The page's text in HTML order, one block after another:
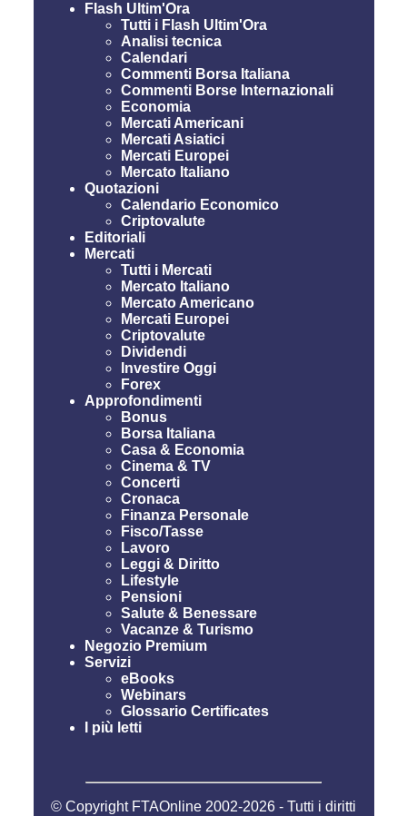
Flash Ultim'Ora
Tutti i Flash Ultim'Ora
Analisi tecnica
Calendari
Commenti Borsa Italiana
Commenti Borse Internazionali
Economia
Mercati Americani
Mercati Asiatici
Mercati Europei
Mercato Italiano
Quotazioni
Calendario Economico
Criptovalute
Editoriali
Mercati
Tutti i Mercati
Mercato Italiano
Mercato Americano
Mercati Europei
Criptovalute
Dividendi
Investire Oggi
Forex
Approfondimenti
Bonus
Borsa Italiana
Casa & Economia
Cinema & TV
Concerti
Cronaca
Finanza Personale
Fisco/Tasse
Lavoro
Leggi & Diritto
Lifestyle
Pensioni
Salute & Benessare
Vacanze & Turismo
Negozio Premium
Servizi
eBooks
Webinars
Glossario Certificates
I più letti
© Copyright FTAOnline 2002-2026 - Tutti i diritti